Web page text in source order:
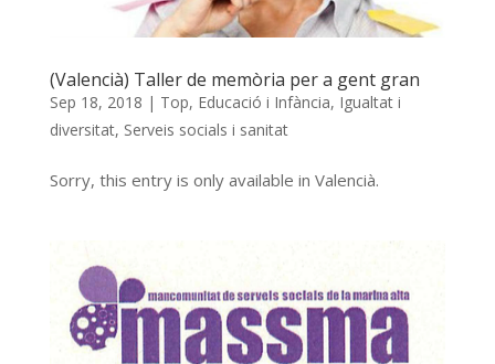
(Valencià) Taller de memòria per a gent gran
Sep 18, 2018 | Top, Educació i Infància, Igualtat i
diversitat, Serveis socials i sanitat
Sorry, this entry is only available in Valencià.